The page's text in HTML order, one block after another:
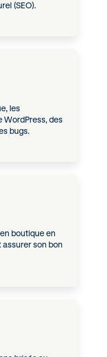
(SEO).
les
WordPress, des
bugs.
boutique en
son bon